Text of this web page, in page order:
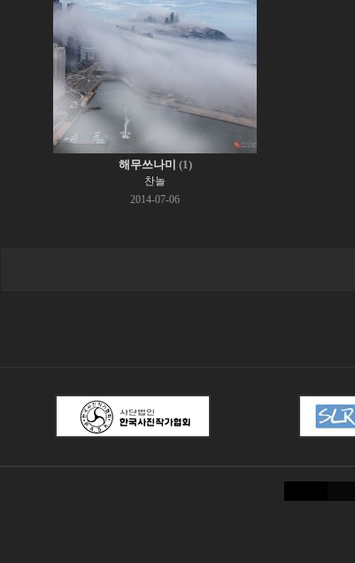
해무쓰나미 (1)
찬놀
2014-07-06